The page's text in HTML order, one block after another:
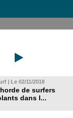
| Le 02/11/2018
de surfers
dans l...